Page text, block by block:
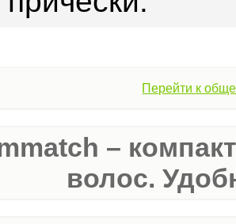
Перейти к
–
волос.